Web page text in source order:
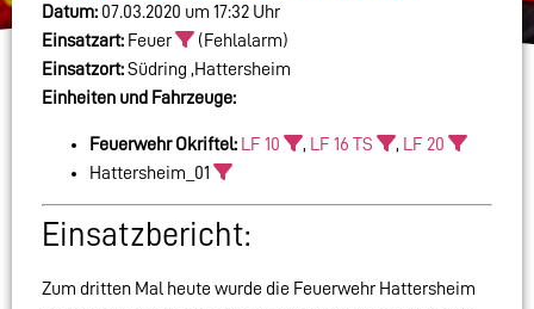
Datum: 07.03.2020 um 17:32 Uhr
Einsatzart: Feuer
(Fehlalarm)
Einsatzort:Südring ,Hattersheim
Einheiten und Fahrzeuge:
Feuerwehr Okriftel: LF 10 , LF 16 TS , LF 20
Hattersheim_01
Einsatzbericht:
Zum dritten Mal heute wurde die Feuerwehr Hattersheim